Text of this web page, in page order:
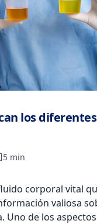
los
5 min
corporal vital
valiosa
Uno de los